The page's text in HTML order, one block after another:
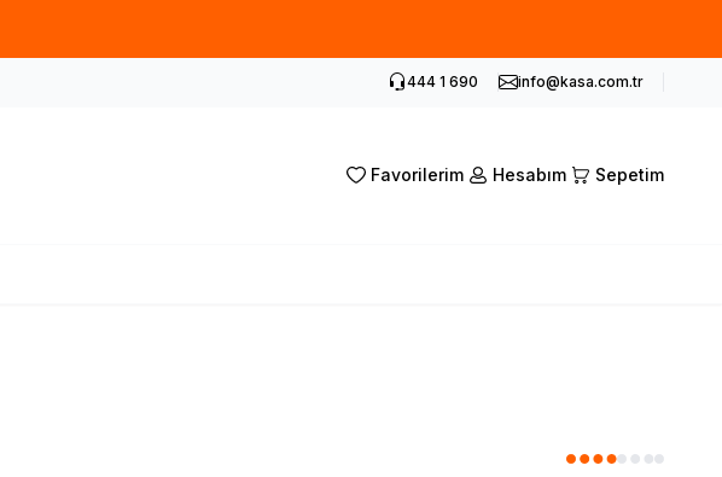
444 1 690 info@kasa.com.tr
Favorilerim Hesabım Sepetim